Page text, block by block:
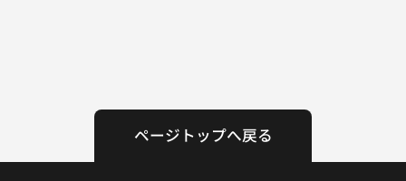
ページトップへ戻る